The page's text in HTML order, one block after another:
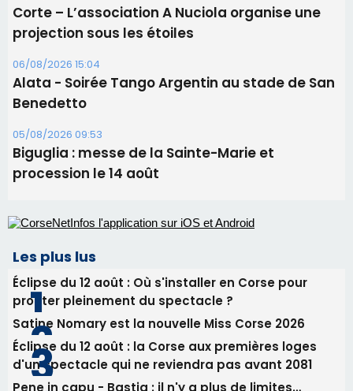
Les plus lus
Éclipse du 12 août : Où s'installer en Corse pour
Satine Nomary est la nouvelle Miss Corse 2026
Éclipse du 12 août : la Corse aux premières loges
d'un spectacle qui ne reviendra pas avant 2081
En Corse, un début de saison marqué par une
Newsletter
Inscrivez-vous à la newsletter de CNI et recevez par
email les infos les plus importantes et une sélection de
nos meilleurs articles